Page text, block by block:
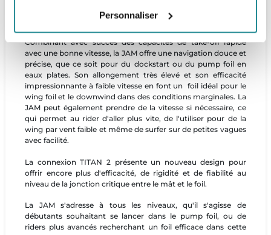
Personnaliser
JAM n'est donc pas seulement une machine à pumping,
mais aussi un foil agréable en navigation.
Combinant avec succès des capacités de take-off rapide
avec une bonne vitesse, la JAM offre une navigation douce et
précise, que ce soit pour du dockstart ou du pump foil en
eaux plates. Son allongement très élevé et son efficacité
impressionnante à faible vitesse en font un foil idéal pour le
wing foil et le downwind dans des conditions marginales. La
JAM peut également prendre de la vitesse si nécessaire, ce
qui permet au rider d'aller plus vite, de l'utiliser pour de la
wing par vent faible et même de surfer sur de petites vagues
avec facilité.
La connexion TITAN 2 présente un nouveau design pour
offrir encore plus d'efficacité, de rigidité et de fiabilité au
niveau de la jonction critique entre le mât et le foil.
La JAM s'adresse à tous les niveaux, qu'il s'agisse de
débutants souhaitant se lancer dans le pump foil, ou de
riders plus avancés recherchant un foil efficace dans cette